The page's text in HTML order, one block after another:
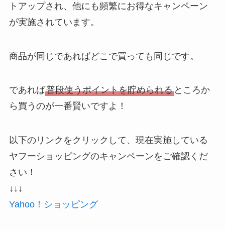
トアップされ、他にも頻繁にお得なキャンペーン
が実施されています。
商品が同じであればどこで買っても同じです。
であれば普段使うポイントを貯められるところか
ら買うのが一番賢いですよ！
以下のリンクをクリックして、現在実施している
ヤフーショッピングのキャンペーンをご確認くだ
さい！
↓↓↓
Yahoo！ショッピング